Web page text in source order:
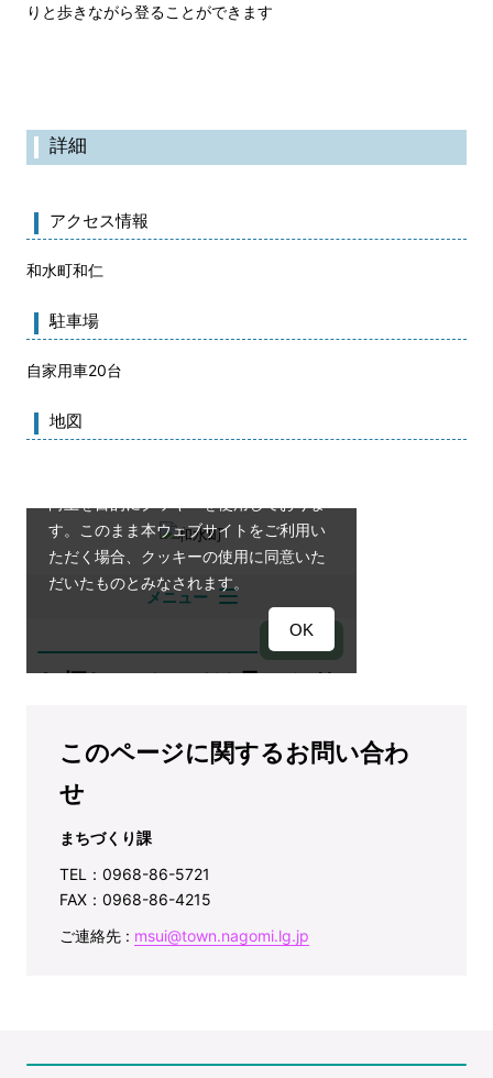
りと歩きながら登ることができます
詳細
アクセス情報
和水町和仁
駐車場
自家用車20台
地図
このページに関するお問い合わ
せ
まちづくり課
TEL：0968-86-5721
FAX：0968-86-4215
ご連絡先 : msui@town.nagomi.lg.jp